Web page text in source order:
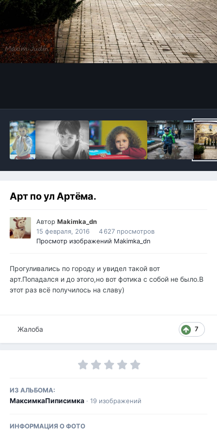
Арт по ул Артёма.
Автор Makimka_dn
15 февраля, 2016
4 627 просмотров
Просмотр изображений Makimka_dn
Прогуливались по городу и увидел такой вот
арт.Попадался и до этого,но вот фотика с собой не было.В
этот раз всё получилось на славу)
7
Жалоба
ИЗ АЛЬБОМА:
МаксимкаПиписимка · 19 изображений
ИНФОРМАЦИЯ О ФОТО